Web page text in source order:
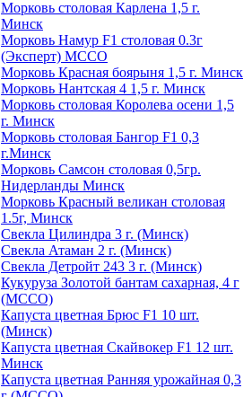
Морковь столовая Карлена 1,5 г.
Минск
Морковь Намур F1 столовая 0.3г
(Эксперт) МССО
Морковь Красная боярыня 1,5 г. Минск
Морковь Нантская 4 1,5 г. Минск
Морковь столовая Королева осени 1,5
г. Минск
Морковь столовая Бангор F1 0,3
г.Минск
Морковь Самсон столовая 0,5гр.
Нидерланды Минск
Морковь Красный великан столовая
1.5г, Минск
Свекла Цилиндра 3 г. (Минск)
Свекла Атаман 2 г. (Минск)
Свекла Детройт 243 3 г. (Минск)
Кукуруза Золотой бантам сахарная, 4 г
(МССО)
Капуста цветная Брюс F1 10 шт.
(Минск)
Капуста цветная Скайвокер F1 12 шт.
Минск
Капуста цветная Ранняя урожайная 0,3